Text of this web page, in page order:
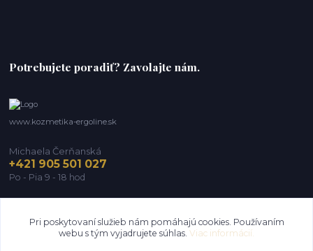
Potrebujete poradiť? Zavolajte nám.
www.kozmetika-ergoline.sk
Michaela Čerňanská
+421 905 501 027
Po - Pia 9 - 18 hod
Pri poskytovaní služieb nám pomáhajú cookies. Používaním
webu s tým vyjadrujete súhlas. Viac informácií.